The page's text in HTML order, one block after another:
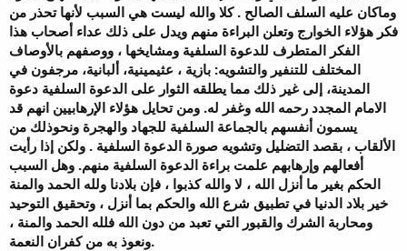
وماكان عليه السلف الصالح . كلا والله ليست هي السبب لأنها تحذر من
فكر هؤلاء الخوارج وتعلن البراءة منهم ويدل على ذلك عداء أصحاب هذا
الفكر المتطرف للدعوة السلفية ومشايخها ، ووصفهم بالأوصاف
المختلف للتنفير والتشويه: بازية ، عثيمينية، ألبانية، مرجفون في
المدينة، إلى غير ذلك مما يطلقه الثوار على الدعوة السلفية دعوة
الامام المجدد رحمه الله وغفر له. ومن تحايل هؤلاء الإرهابيين انهم قد
يسمون أنفسهم بالجماعة السلفية للجهاد والهجرة ونحوذلك من
الألقاب ، بقصد التضليل وتشويه صورة الدعوة السلفية . ولكن إذا رأيت
أفعالهم وإرهابهم علمت براءة الدعوة السلفية منهم. وهل السبب
الحكم بغير ما أنزل الله ، لا والله كذبوا ، فإن بلادنا ولله الحمد والمنة
خير بلاد الدنيا في تطبيق شرع الله والحكم بما أنزل ، وتحقيق التوحيد
ومحاربة الشرك والقبور التي تعبد من دون الله فلله الحمد والمنة ،
ونعوذ به من كفران النعمة.